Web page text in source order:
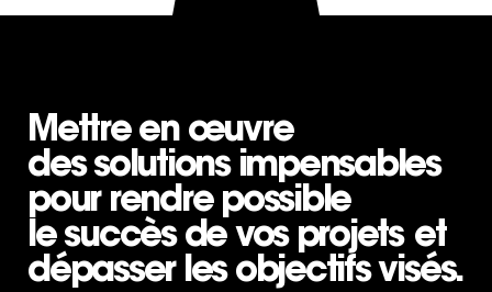
Mettre en œuvre
des solutions impensables
pour rendre possible
le succès de vos projets et
dépasser les objectifs visés.